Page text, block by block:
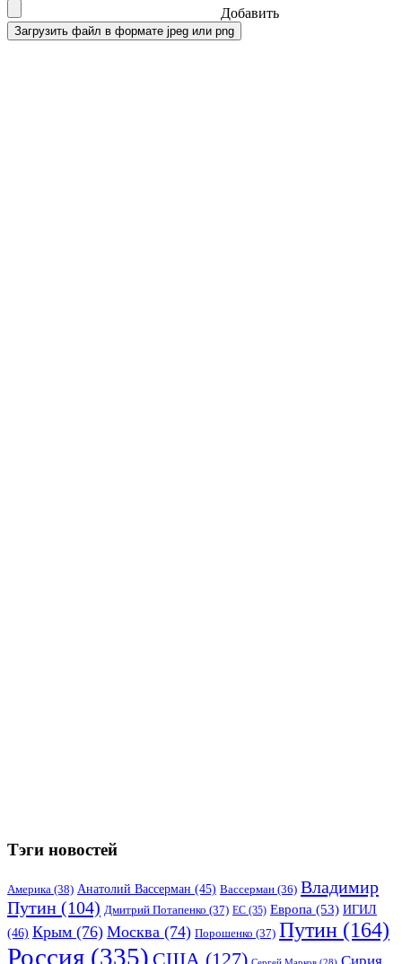
Добавить
Тэги новостей
Америка (38) Анатолий Вассерман (45) Вассерман (36) Владимир
Путин (104) Дмитрий Потапенко (37) ЕС (35) Европа (53) ИГИЛ
(46) Крым (76) Москва (74) Порошенко (37) Путин (164)
Россия (335) США (127)
Сирия